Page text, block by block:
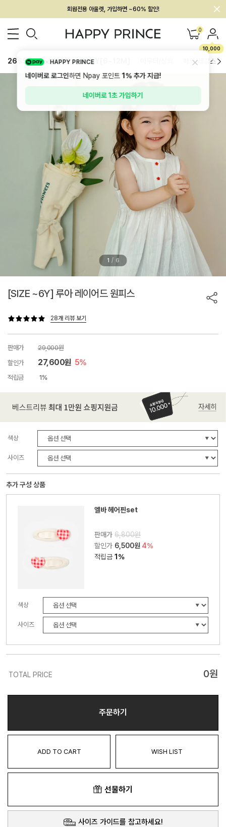
회원전용 아울렛, 가입하면 ~60% 할인!
멤버십 최대 28,000원 혜택 0
10,000
26SS 신상 BEST BABY[6~12M] 하의/레깅스
1 / 6
[SIZE ~6Y] 루아 레이어드 원피스
28개 리뷰 보기
판매가
29,000원
할인가
27,600원 5%
적립금 1%
색상
사이즈
추가 구성 상품
엘바 헤어핀set
판매가6,800원
할인가 6,500원 4%
적립금1%
색상
사이즈
TOTAL PRICE 0원
주문하기
ADD TO CART WISH LIST
선물하기
사이즈 가이드를 참고하세요!
HAPPY PRINCE
네이버로 로그인하면 Npay 포인트1%추가 지급!
네이버로 1초 가입하기